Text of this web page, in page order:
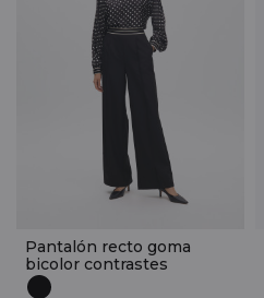
Pantalón recto goma
bicolor contrastes